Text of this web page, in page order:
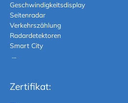
Geschwindigkeitsdisplay
Seitenradar
Verkehrszählung
Radardetektoren
Smart City
…
Zertifikat: